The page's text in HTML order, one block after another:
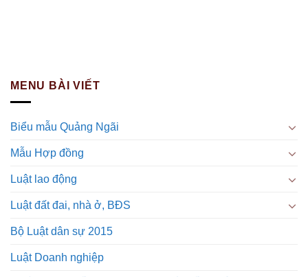
MENU BÀI VIẾT
Biểu mẫu Quảng Ngãi
Mẫu Hợp đồng
Luật lao động
Luật đất đai, nhà ở, BĐS
Bộ Luật dân sự 2015
Luật Doanh nghiệp